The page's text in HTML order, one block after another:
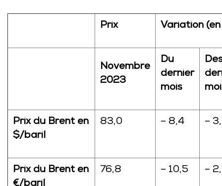
Prix Variation (en
Novembre
2023
Du
dernier
mois
Prix du Brent en
$/baril
83,0 – 8,4 –
Prix du Brent en
76,8 – 10,5 –